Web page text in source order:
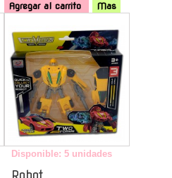
Agregar al carrito
Mas
Disponible: 5 unidades